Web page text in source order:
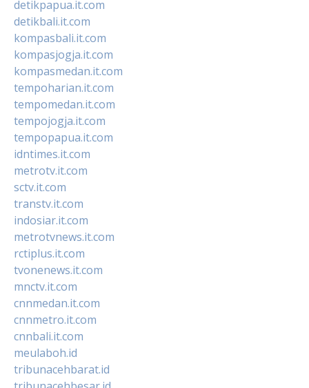
detikpapua.it.com
detikbali.it.com
kompasbali.it.com
kompasjogja.it.com
kompasmedan.it.com
tempoharian.it.com
tempomedan.it.com
tempojogja.it.com
tempopapua.it.com
idntimes.it.com
metrotv.it.com
sctv.it.com
transtv.it.com
indosiar.it.com
metrotvnews.it.com
rctiplus.it.com
tvonenews.it.com
mnctv.it.com
cnnmedan.it.com
cnnmetro.it.com
cnnbali.it.com
meulaboh.id
tribunacehbarat.id